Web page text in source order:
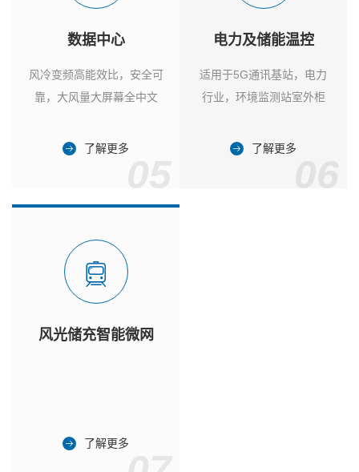
数据中心
风冷变频高能效比，安全可
靠，大风量大屏幕全中文
了解更多
电力及储能温控
适用于5G通讯基站，电力
行业，环境监测站室外柜
了解更多
风光储充智能微网
了解更多